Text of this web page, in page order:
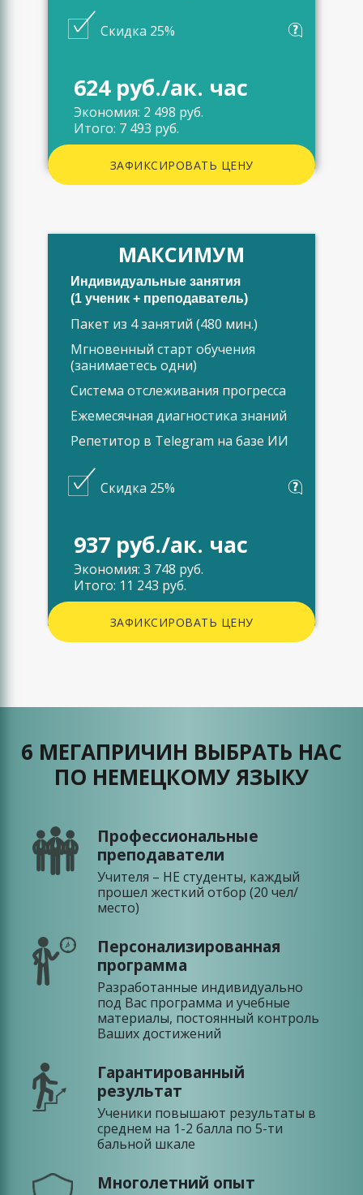
Скидка 25%
624 руб./ак. час
Экономия: 2 498 руб.
Итого: 7 493 руб.
ЗАФИКСИРОВАТЬ ЦЕНУ
МАКСИМУМ
Индивидуальные занятия
(1 ученик + преподаватель)
Пакет из 4 занятий (480 мин.)
Мгновенный старт обучения
(занимаетесь одни)
Система отслеживания прогресса
Ежемесячная диагностика знаний
Репетитор в Telegram на базе ИИ
Скидка 25%
937 руб./ак. час
Экономия: 3 748 руб.
Итого: 11 243 руб.
ЗАФИКСИРОВАТЬ ЦЕНУ
6 МЕГАПРИЧИН ВЫБРАТЬ НАС
ПО НЕМЕЦКОМУ ЯЗЫКУ
Профессиональные
преподаватели
Учителя – НЕ студенты, каждый
прошел жесткий отбор (20 чел/
место)
Персонализированная
программа
Разработанные индивидуально
под Вас программа и учебные
материалы, постоянный контроль
Ваших достижений
Гарантированный
результат
Ученики повышают результаты в
среднем на 1-2 балла по 5-ти
бальной шкале
Многолетний опыт